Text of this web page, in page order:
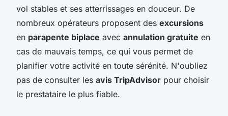
vol stables et ses atterrissages en douceur. De
nombreux opérateurs proposent des excursions
en parapente biplace avec annulation gratuite en
cas de mauvais temps, ce qui vous permet de
planifier votre activité en toute sérénité. N'oubliez
pas de consulter les avis TripAdvisor pour choisir
le prestataire le plus fiable.